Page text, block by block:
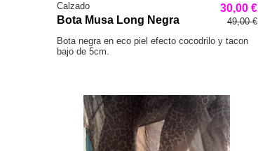
Calzado
Bota Musa Long Negra
30,00 €
49,00 €
Bota negra en eco piel efecto cocodrilo y tacon
bajo de 5cm.